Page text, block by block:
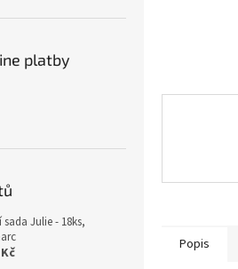
platby
sada Julie - 18ks,
Popis